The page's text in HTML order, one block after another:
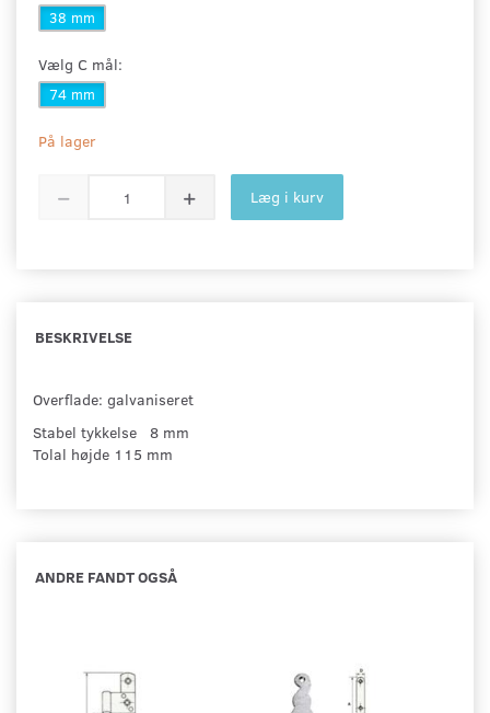
38 mm
Vælg C mål:
74 mm
På lager
Læg i kurv
BESKRIVELSE
Overflade: galvaniseret
Stabel tykkelse 8 mm
Tolal højde 115 mm
ANDRE FANDT OGSÅ